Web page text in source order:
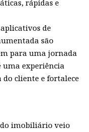
rápidas e
de
são
para uma jornada
uma experiência
cliente e fortalece
imobiliário veio